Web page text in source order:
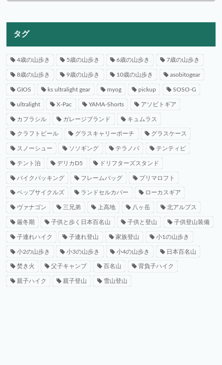
タグ
4歳の山歩き 5歳の山歩き 6歳の山歩き 7歳の山歩き
8歳の山歩き 9歳の山歩き 10歳の山歩き asobitogear
GIOS ks ultralight gear myog pickup SOSO-G
ultralight X-Pac YAMA-Shorts アソビトギア
カフラシル ガレージブランド キュムラス
クラフトビール グラスキャリーポーチ グラスケース
スノーシュー ソソギング テラノバ テンティピ
テント泊 デリカD5 ドリフターズスタンド
バイクパッキング フレームバッグ プリマロフト
ペップサイクルズ ランドセルカバー ローカスギア
ヴァナゴン 三兄弟 上高地 八ヶ岳 北アルプス
厳冬期 子供と歩く日本百名山 子供と登山 子供登山装備
子連れハイク 子連れ登山 家族登山 小1の山歩き
小2の山歩き 小3の山歩き 小4の山歩き 日本百名山
焚き火 父子キャンプ 百名山 背負子ハイク
親子ハイク 親子登山 雪山登山